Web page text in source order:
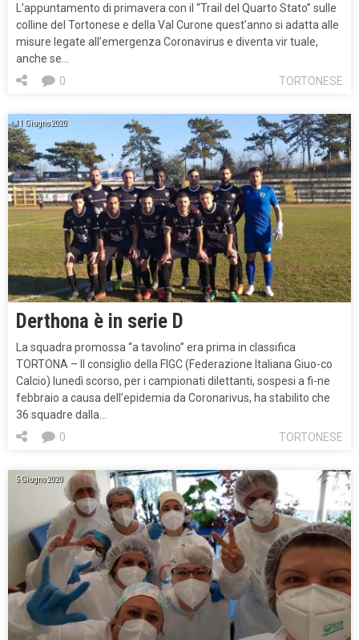
L’appuntamento di primavera con il “Trail del Quarto Stato” sulle
colline del Tortonese e della Val Curone quest’anno si adatta alle
misure legate all’emergenza Coronavirus e diventa vir tuale,
anche se…
TORTONESE
0
11 Giugno 2020
Derthona è in serie D
La squadra promossa “a tavolino” era prima in classifica
TORTONA – Il consiglio della FIGC (Federazione Italiana Giuo-co
Calcio) lunedì scorso, per i campionati dilettanti, sospesi a fi-ne
febbraio a causa dell’epidemia da Coronarivus, ha stabilito che
36 squadre dalla…
TORTONESE
0
5 Giugno 2020